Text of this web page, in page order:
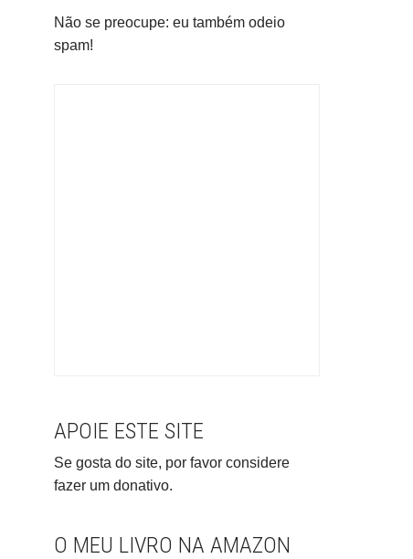
Não se preocupe: eu também odeio
spam!
APOIE ESTE SITE
Se gosta do site, por favor considere
fazer um donativo.
O MEU LIVRO NA AMAZON